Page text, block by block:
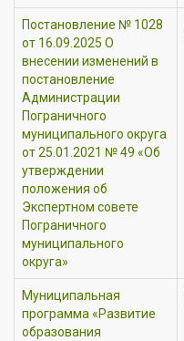
Постановление № 1028
от 16.09.2025 О
внесении изменений в
постановление
Администрации
Пограничного
муниципального округа
от 25.01.2021 № 49 «Об
утверждении
положения об
Экспертном совете
Пограничного
муниципального
округа»
Муниципальная
программа «Развитие
образования